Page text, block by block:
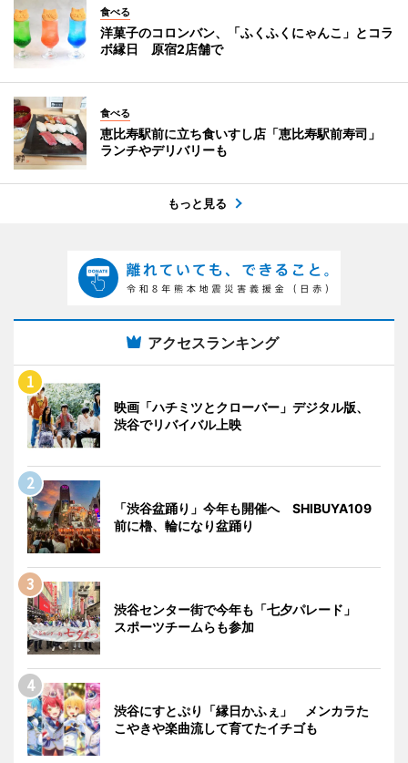
食べる
洋菓子のコロンバン、「ふくふくにゃんこ」とコラ
ボ縁日 原宿2店舗で
食べる
恵比寿駅前に立ち食いすし店「恵比寿駅前寿司」
ランチやデリバリーも
もっと見る
アクセスランキング
映画「ハチミツとクローバー」デジタル版、
渋谷でリバイバル上映
「渋谷盆踊り」今年も開催へ SHIBUYA109
前に櫓、輪になり盆踊り
渋谷センター街で今年も「七夕パレード」
スポーツチームらも参加
渋谷にすとぷり「縁日かふぇ」 メンカラた
こやきや楽曲流して育てたイチゴも